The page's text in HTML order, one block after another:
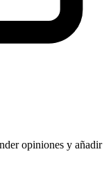
opiniones y añadir